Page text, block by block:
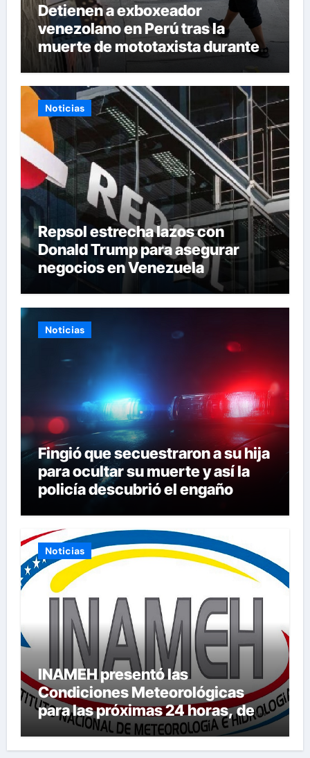
Detienen a exboxeador
venezolano en Perú tras la
muerte de mototaxista durante
una riña
Noticias
Repsol estrecha lazos con
Donald Trump para asegurar
negocios en Venezuela
Noticias
Fingió que secuestraron a su hija
para ocultar su muerte y así la
policía descubrió el engaño
Noticias
INAMEH presentó las
Condiciones Meteorológicas
para las próximas 24 horas, de
este domingo 9 de agosto 2026